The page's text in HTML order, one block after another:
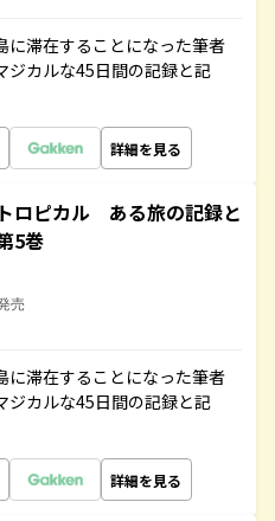
に滞在することになった筆者
ジカルな45日間の記録と記
詳細を見る
ロピカル ある旅の記録と
5巻
売
に滞在することになった筆者
ジカルな45日間の記録と記
詳細を見る